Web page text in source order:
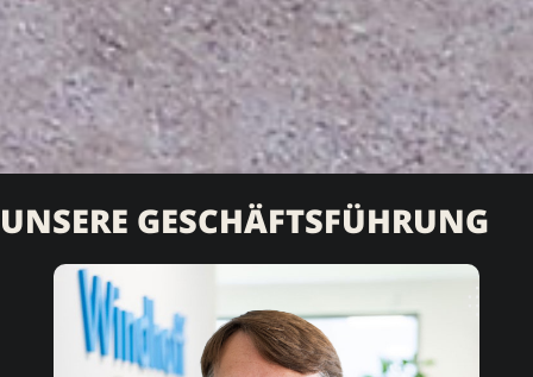
UNSERE GESCHÄFTSFÜHRUNG